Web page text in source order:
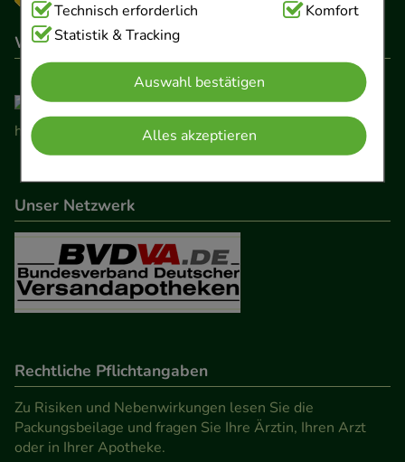
Technisch Notwendig:Hierbei handelt es sich um
Cookies, die für die Grundfunktionen unserer
Website notwendig sind (z.B. Navigation,
Warenkorb, Kundenkonto), weshalb auf diese nicht
verzichtet werden kann.
Komfort:Diese Cookies werden genutzt um das
Einkaufserlebnis noch ansprechender zu gestalten,
beispielsweise für die Wiedererkennung des
Besuchers oder unsere Seite an bevorzugte
Verhaltensweisen (z.B. Spracheinstellung)
anzupassen. Komfort-Cookies ermöglichen es uns
auch auf Ihre Bedürfnisse zugeschrittene Inhalte
Statistik & Tracking:Hierüber lassen sich
Informationen über die Art und Weise der Nutzung
unserer Website sammeln, mit deren Hilfe wir
Technisch erforderlich
Komfort
Statistik & Tracking
Auswahl bestätigen
Alles akzeptieren
Wir sind hier gelistet
Unser Netzwerk
Rechtliche Pflichtangaben
Zu Risiken und Nebenwirkungen lesen Sie die
Packungsbeilage und fragen Sie Ihre Ärztin, Ihren Arzt
oder in Ihrer Apotheke.